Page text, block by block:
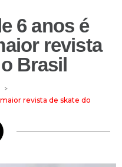
6 anos é
revista
Brasil
>
revista de skate do